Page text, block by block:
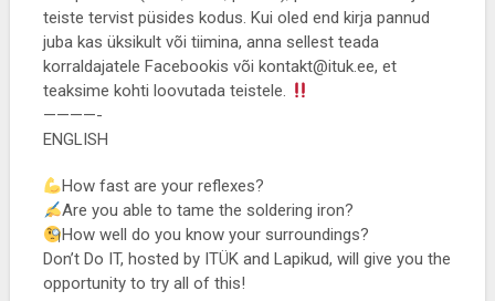
teiste tervist püsides kodus. Kui oled end kirja pannud
juba kas üksikult või tiimina, anna sellest teada
korraldajatele Facebookis või kontakt@ituk.ee, et
teaksime kohti loovutada teistele.
————-
ENGLISH
How fast are your reflexes?
Are you able to tame the soldering iron?
How well do you know your surroundings?
Don’t Do IT, hosted by ITÜK and Lapikud, will give you the
opportunity to try all of this!